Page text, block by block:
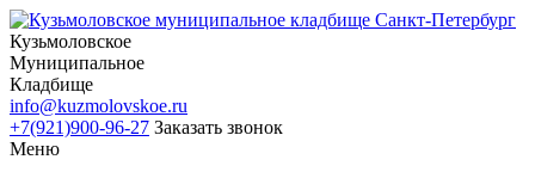
Кузьмоловское
Муниципальное
Кладбище
info@kuzmolovskoe.ru
+7(921)900-96-27 Заказать звонок
Меню